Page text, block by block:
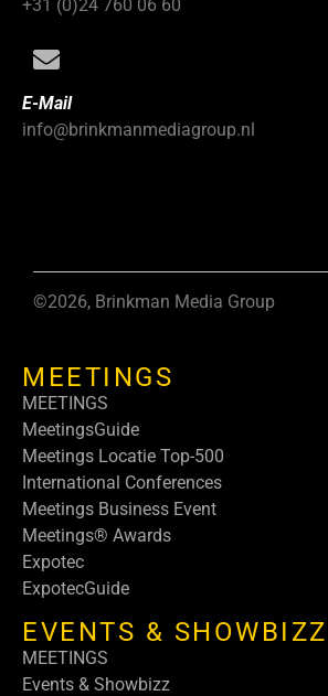
+31 (0)24 760 06 60
E-Mail
info@brinkmanmediagroup.nl
©2026, Brinkman Media Group
MEETINGS
MEETINGS
MeetingsGuide
Meetings Locatie Top-500
International Conferences
Meetings Business Event
Meetings® Awards
Expotec
ExpotecGuide
EVENTS & SHOWBIZZ
MEETINGS
Events & Showbizz